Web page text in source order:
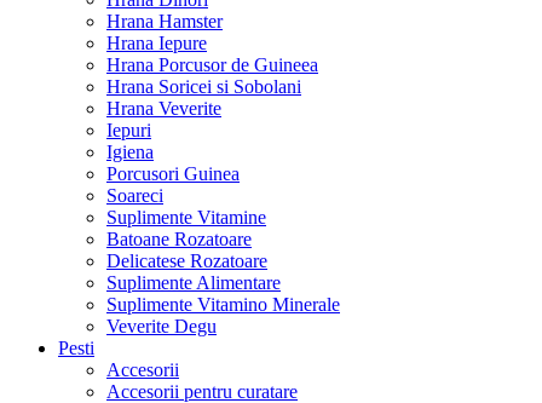
Hrana Hamster
Hrana Iepure
Hrana Porcusor de Guineea
Hrana Soricei si Sobolani
Hrana Veverite
Iepuri
Igiena
Porcusori Guinea
Soareci
Suplimente Vitamine
Batoane Rozatoare
Delicatese Rozatoare
Suplimente Alimentare
Suplimente Vitamino Minerale
Veverite Degu
Pesti
Accesorii
Accesorii pentru curatare